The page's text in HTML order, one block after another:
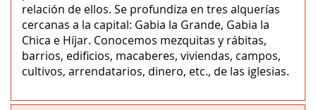
relación de ellos. Se profundiza en tres alquerías
cercanas a la capital: Gabia la Grande, Gabia la
Chica e Híjar. Conocemos mezquitas y rábitas,
barrios, edificios, macaberes, viviendas, campos,
cultivos, arrendatarios, dinero, etc., de las iglesias.